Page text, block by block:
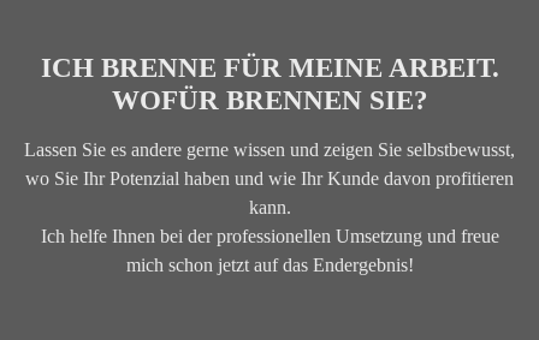
ICH BRENNE FÜR MEINE ARBEIT.
WOFÜR BRENNEN SIE?
Lassen Sie es andere gerne wissen und zeigen Sie selbstbewusst,
wo Sie Ihr Potenzial haben und wie Ihr Kunde davon profitieren
kann.
Ich helfe Ihnen bei der professionellen Umsetzung und freue
mich schon jetzt auf das Endergebnis!